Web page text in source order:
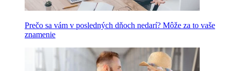
Prečo sa vám v posledných dňoch nedarí? Môže za to vaše
znamenie